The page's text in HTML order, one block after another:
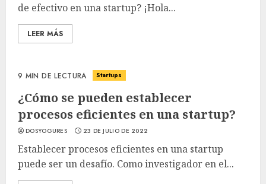
de efectivo en una startup? ¡Hola...
LEER MÁS
9 MIN DE LECTURA Startups
¿Cómo se pueden establecer
procesos eficientes en una startup?
DOSYOGURES 23 DE JULIO DE 2022
Establecer procesos eficientes en una startup
puede ser un desafío. Como investigador en el...